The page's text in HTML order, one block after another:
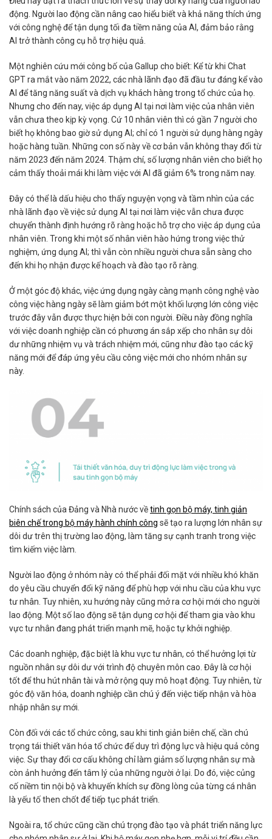
động. Người lao động cần nâng cao hiểu biết và khả năng thích ứng
với công nghệ để tận dụng tối đa tiềm năng của AI, đảm bảo rằng
AI trở thành công cụ hỗ trợ hiệu quả.
Một nghiên cứu mới công bố của Gallup cho biết: Kể từ khi Chat
GPT ra mắt vào năm 2022, các nhà lãnh đạo đã đầu tư đáng kể vào
AI để tăng năng suất và dịch vụ khách hàng trong tổ chức của họ.
Nhưng cho đến nay, việc áp dụng AI tại nơi làm việc của nhân viên
vẫn chưa theo kịp kỳ vọng. Cứ 10 nhân viên thì có gần 7 người cho
biết họ không bao giờ sử dụng AI; chỉ có 1 người sử dụng hàng ngày
hoặc hàng tuần. Những con số này về cơ bản vẫn không thay đổi từ
năm 2023 đến năm 2024. Thậm chí, số lượng nhân viên cho biết họ
cảm thấy thoải mái khi làm việc với AI đã giảm 6% trong năm nay.
Đây có thể là dấu hiệu cho thấy nguyện vọng và tầm nhìn của các
nhà lãnh đạo về việc sử dụng AI tại nơi làm việc vẫn chưa được
chuyển thành định hướng rõ ràng hoặc hỗ trợ cho việc áp dụng của
nhân viên. Trong khi một số nhân viên hào hứng trong việc thử
nghiệm, ứng dụng AI; thì vẫn còn nhiều người chưa sẵn sàng cho
đến khi họ nhận được kế hoạch và đào tạo rõ ràng.
Ở một góc độ khác, việc ứng dụng ngày càng mạnh công nghệ vào
công việc hàng ngày sẽ làm giảm bớt một khối lượng lớn công việc
trước đây vẫn được thực hiện bởi con người. Điều này đồng nghĩa
với việc doanh nghiệp cần có phương án sắp xếp cho nhân sự dôi
dư những nhiệm vụ và trách nhiệm mới, cũng như đào tạo các kỹ
năng mới để đáp ứng yêu cầu công việc mới cho nhóm nhân sự
này.
Chính sách của Đảng và Nhà nước vềtinh gọn bộ máy, tinh giản
biên chế trong bộ máy hành chính công sẽ tạo ra lượng lớn nhân sự
dôi dư trên thị trường lao động, làm tăng sự cạnh tranh trong việc
tìm kiếm việc làm.
Người lao động ở nhóm này có thể phải đối mặt với nhiều khó khăn
do yêu cầu chuyển đổi kỹ năng để phù hợp với nhu cầu của khu vực
tư nhân. Tuy nhiên, xu hướng này cũng mở ra cơ hội mới cho người
lao động. Một số lao động sẽ tận dụng cơ hội để tham gia vào khu
vực tư nhân đang phát triển mạnh mẽ, hoặc tự khởi nghiệp.
Các doanh nghiệp, đặc biệt là khu vực tư nhân, có thể hưởng lợi từ
nguồn nhân sự dôi dư với trình độ chuyên môn cao. Đây là cơ hội
tốt để thu hút nhân tài và mở rộng quy mô hoạt động. Tuy nhiên, từ
góc độ văn hóa, doanh nghiệp cần chú ý đến việc tiếp nhận và hòa
nhập nhân sự mới.
Còn đối với các tổ chức công, sau khi tinh giản biên chế, cần chú
trọng tái thiết văn hóa tổ chức để duy trì động lực và hiệu quả công
việc. Sự thay đổi cơ cấu không chỉ làm giảm số lượng nhân sự mà
còn ảnh hưởng đến tâm lý của những người ở lại. Do đó, việc củng
cố niềm tin nội bộ và khuyến khích sự đồng lòng của từng cá nhân
là yếu tố then chốt để tiếp tục phát triển.
Ngoài ra, tổ chức cũng cần chú trọng đào tạo và phát triển năng lực